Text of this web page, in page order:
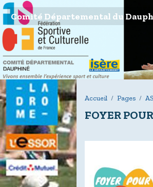
Comité Départemental du
Accueil Pages
FOYER